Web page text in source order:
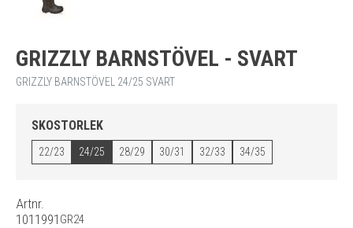
GRIZZLY BARNSTÖVEL - SVART
GRIZZLY BARNSTÖVEL 24/25 SVART
SKOSTORLEK
22/23 24/25 28/29 30/31 32/33 34/35
Artnr.
1011991 GR24